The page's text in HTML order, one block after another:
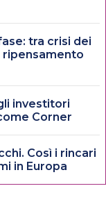
tra crisi dei
investitori
Corner
Così i rincari
in Europa